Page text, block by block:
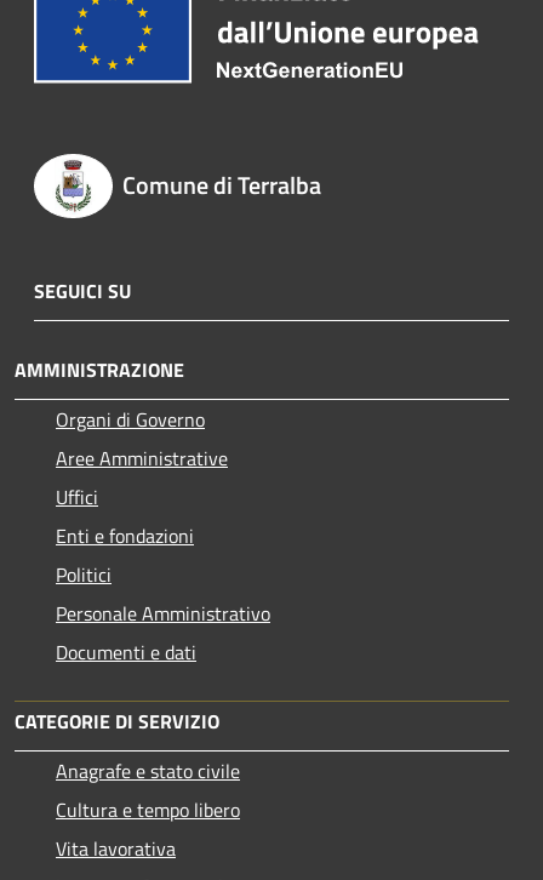
Comune di Terralba
SEGUICI SU
AMMINISTRAZIONE
Organi di Governo
Aree Amministrative
Uffici
Enti e fondazioni
Politici
Personale Amministrativo
Documenti e dati
CATEGORIE DI SERVIZIO
Anagrafe e stato civile
Cultura e tempo libero
Vita lavorativa